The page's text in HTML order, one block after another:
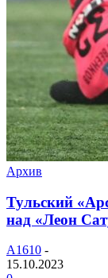
Архив
Тульский
над «Леон
A1610 -
15.10.2023